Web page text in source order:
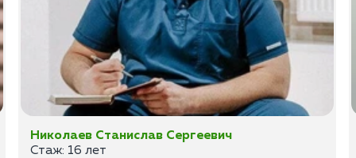
Николаев Станислав Сергеевич
Стаж: 16 лет